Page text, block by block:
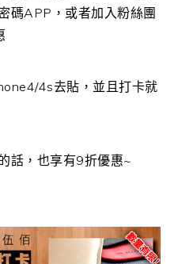
碼APP，或者加入粉絲團
4s去貼，並且打卡就
話，也享有9折優惠~